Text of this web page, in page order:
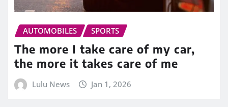
AUTOMOBILES SPORTS
The more I take care of my car,
the more it takes care of me
Lulu News Jan 1, 2026